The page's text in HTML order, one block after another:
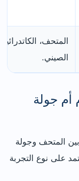
المتحف،
الصيني.
أم جولة
المتحف وجولة
على نوع التجربة